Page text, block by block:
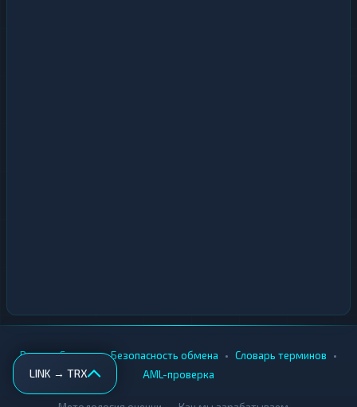
LINK → TRX
Вики • Города • Безопасность обмена • Словарь терминов •
AML-проверка